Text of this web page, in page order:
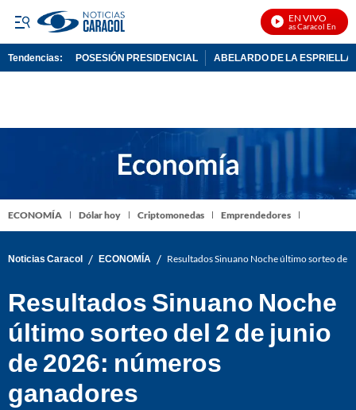
EN VIVO
Noticias Caracol En Vivo
Tendencias: POSESIÓN PRESIDENCIAL ABELARDO DE LA ESPRIELLA
ECONOMÍA Dólar hoy Criptomonedas Emprendedores
Noticias Caracol / ECONOMÍA / Resultados Sinuano Noche último sorteo del
Resultados Sinuano Noche
último sorteo del 2 de junio
de 2026: números
ganadores